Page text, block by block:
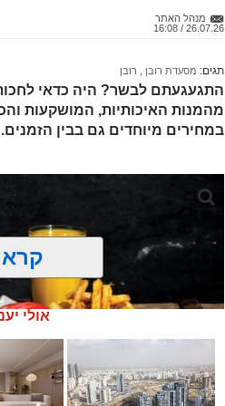
מנהל האתר
26.07.26 / 16:08
תגים: מסעדת רובן רובן
התגעגעתם לבשר? היה כדאי
מהמנות האיכותיות, המושקעות
במחירים מיוחדים גם בבין
קרא
אולי